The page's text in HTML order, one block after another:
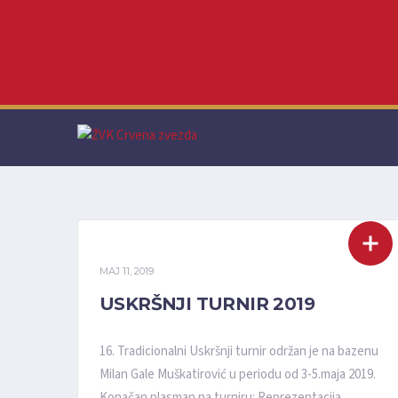
MAJ 11, 2019
USKRŠNJI TURNIR 2019
16. Tradicionalni Uskršnji turnir održan je na bazenu
Milan Gale Muškatirović u periodu od 3-5.maja 2019.